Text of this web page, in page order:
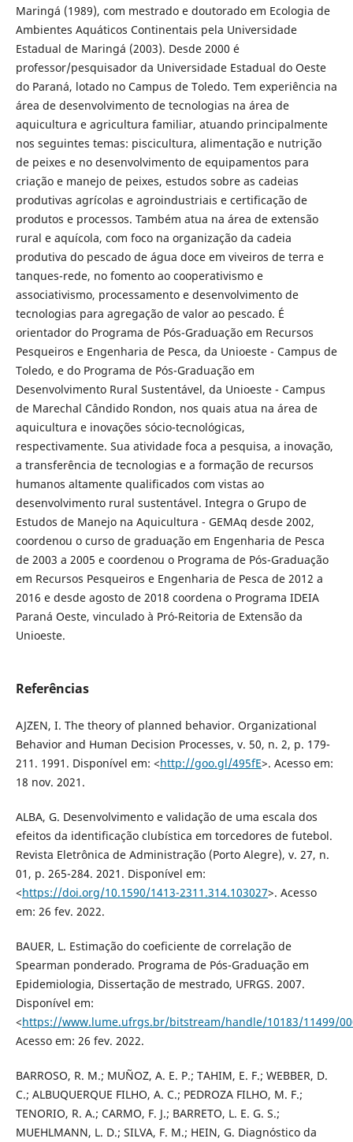
Maringá (1989), com mestrado e doutorado em Ecologia de
Ambientes Aquáticos Continentais pela Universidade
Estadual de Maringá (2003). Desde 2000 é
professor/pesquisador da Universidade Estadual do Oeste
do Paraná, lotado no Campus de Toledo. Tem experiência na
área de desenvolvimento de tecnologias na área de
aquicultura e agricultura familiar, atuando principalmente
nos seguintes temas: piscicultura, alimentação e nutrição
de peixes e no desenvolvimento de equipamentos para
criação e manejo de peixes, estudos sobre as cadeias
produtivas agrícolas e agroindustriais e certificação de
produtos e processos. Também atua na área de extensão
rural e aquícola, com foco na organização da cadeia
produtiva do pescado de água doce em viveiros de terra e
tanques-rede, no fomento ao cooperativismo e
associativismo, processamento e desenvolvimento de
tecnologias para agregação de valor ao pescado. É
orientador do Programa de Pós-Graduação em Recursos
Pesqueiros e Engenharia de Pesca, da Unioeste - Campus de
Toledo, e do Programa de Pós-Graduação em
Desenvolvimento Rural Sustentável, da Unioeste - Campus
de Marechal Cândido Rondon, nos quais atua na área de
aquicultura e inovações sócio-tecnológicas,
respectivamente. Sua atividade foca a pesquisa, a inovação,
a transferência de tecnologias e a formação de recursos
humanos altamente qualificados com vistas ao
desenvolvimento rural sustentável. Integra o Grupo de
Estudos de Manejo na Aquicultura - GEMAq desde 2002,
coordenou o curso de graduação em Engenharia de Pesca
de 2003 a 2005 e coordenou o Programa de Pós-Graduação
em Recursos Pesqueiros e Engenharia de Pesca de 2012 a
2016 e desde agosto de 2018 coordena o Programa IDEIA
Paraná Oeste, vinculado à Pró-Reitoria de Extensão da
Unioeste.
Referências
AJZEN, I. The theory of planned behavior. Organizational
Behavior and Human Decision Processes, v. 50, n. 2, p. 179-
211. 1991. Disponível em: <http://goo.gl/495fE>. Acesso em:
18 nov. 2021.
ALBA, G. Desenvolvimento e validação de uma escala dos
efeitos da identificação clubística em torcedores de futebol.
Revista Eletrônica de Administração (Porto Alegre), v. 27, n.
01, p. 265-284. 2021. Disponível em:
<https://doi.org/10.1590/1413-2311.314.103027>. Acesso
em: 26 fev. 2022.
BAUER, L. Estimação do coeficiente de correlação de
Spearman ponderado. Programa de Pós-Graduação em
Epidemiologia, Dissertação de mestrado, UFRGS. 2007.
Disponível em:
<https://www.lume.ufrgs.br/bitstream/handle/10183/11499/
Acesso em: 26 fev. 2022.
BARROSO, R. M.; MUÑOZ, A. E. P.; TAHIM, E. F.; WEBBER, D.
C.; ALBUQUERQUE FILHO, A. C.; PEDROZA FILHO, M. F.;
TENORIO, R. A.; CARMO, F. J.; BARRETO, L. E. G. S.;
MUEHLMANN, L. D.; SILVA, F. M.; HEIN, G. Diagnóstico da